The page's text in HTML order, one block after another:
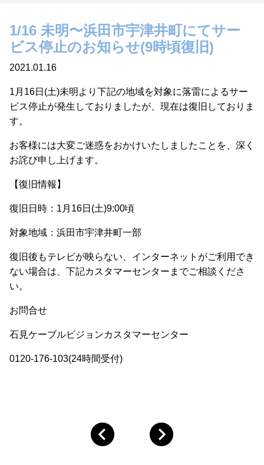
1/16 未明〜浜田市宇津井町にてサー
ビス停止のお知らせ(9時頃復旧)
2021.01.16
1月16日(土)未明より下記の地域を対象に落雷によるサー
ビス停止が発生しておりましたが、現在は復旧しておりま
す。
お客様には大変ご迷惑をおかけいたしましたことを、深く
お詫び申し上げます。
【復旧情報】
復旧日時：1月16日(土)9:00頃
対象地域：浜田市宇津井町一部
復旧後もテレビが映らない、インターネットがご利用でき
ない場合は、下記カスタマーセンターまでご相談くださ
い。
お問合せ
石見ケーブルビジョンカスタマーセンター
0120-176-103(24時間受付)